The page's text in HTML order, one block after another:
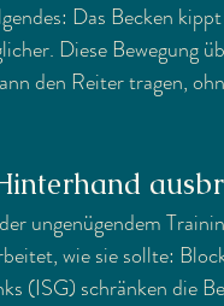
Das Becken
Diese Bewegung
den Reiter tragen,
ungenügendem
wie sie sollte:
(ISG) schränken die